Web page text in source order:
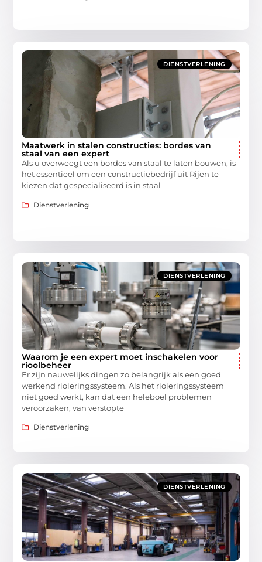
DIENSTVERLENING
Maatwerk in stalen constructies: bordes van
staal van een expert
Als u overweegt een bordes van staal te laten bouwen, is
het essentieel om een constructiebedrijf uit Rijen te
kiezen dat gespecialiseerd is in staal
Dienstverlening
DIENSTVERLENING
Waarom je een expert moet inschakelen voor
rioolbeheer
Er zijn nauwelijks dingen zo belangrijk als een goed
werkend rioleringssysteem. Als het rioleringssysteem
niet goed werkt, kan dat een heleboel problemen
veroorzaken, van verstopte
Dienstverlening
DIENSTVERLENING